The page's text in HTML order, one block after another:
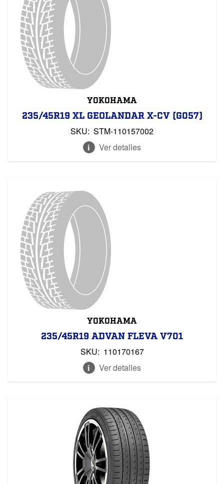
YOKOHAMA
235/45R19 XL GEOLANDAR X-CV (G057)
SKU: STM-110157002
Ver detalles
YOKOHAMA
235/45R19 ADVAN FLEVA V701
SKU: 110170167
Ver detalles